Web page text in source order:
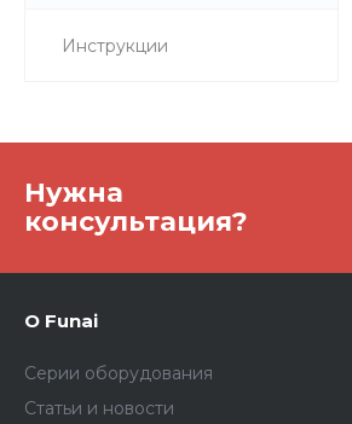
Инструкции
Нужна
консультация?
О Funai
Серии оборудования
Статьи и новости